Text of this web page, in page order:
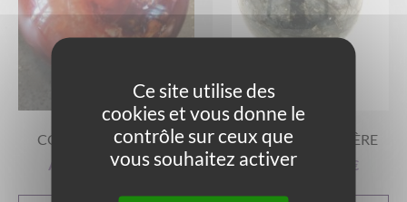
CORNALINE SPHÈRE
A partir de31,00€
LABRADORITE SPHÈRE
A partir de
€
Ce site utilise des
cookies et vous donne le
contrôle sur ceux que
vous souhaitez activer